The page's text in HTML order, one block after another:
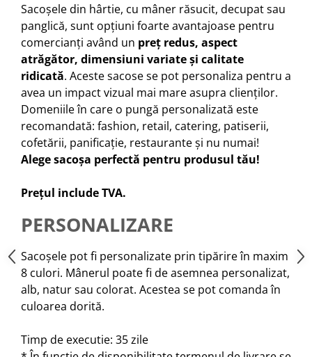
Sacoșele din hârtie, cu mâner răsucit, decupat sau
panglică, sunt opțiuni foarte avantajoase pentru
comercianți având un preț redus, aspect
atrăgător, dimensiuni variate și calitate
ridicată. Aceste sacose se pot personaliza pentru a
avea un impact vizual mai mare asupra clienților.
Domeniile în care o pungă personalizată este
recomandată: fashion, retail, catering, patiserii,
cofetării, panificație, restaurante și nu numai!
Alege sacoșa perfectă pentru produsul tău!
Prețul include TVA.
PERSONALIZARE
Sacoșele pot fi personalizate prin tipărire în maxim
8 culori. Mânerul poate fi de asemnea personalizat,
alb, natur sau colorat. Acestea se pot comanda în
culoarea dorită.
Timp de executie: 35 zile